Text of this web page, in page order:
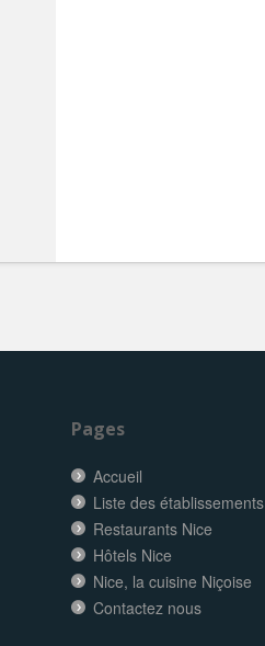
Pages
Accueil
Liste des établissements
Restaurants Nice
Hôtels Nice
Nice, la cuisine Niçoise
Contactez nous